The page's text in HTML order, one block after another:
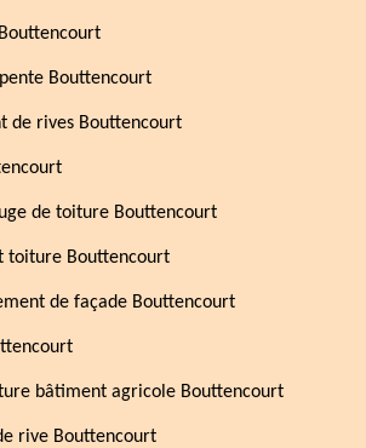
Bouttencourt
de rives Bouttencourt
de toiture Bouttencourt
toiture Bouttencourt
de façade Bouttencourt
bâtiment agricole Bouttencourt
rive Bouttencourt